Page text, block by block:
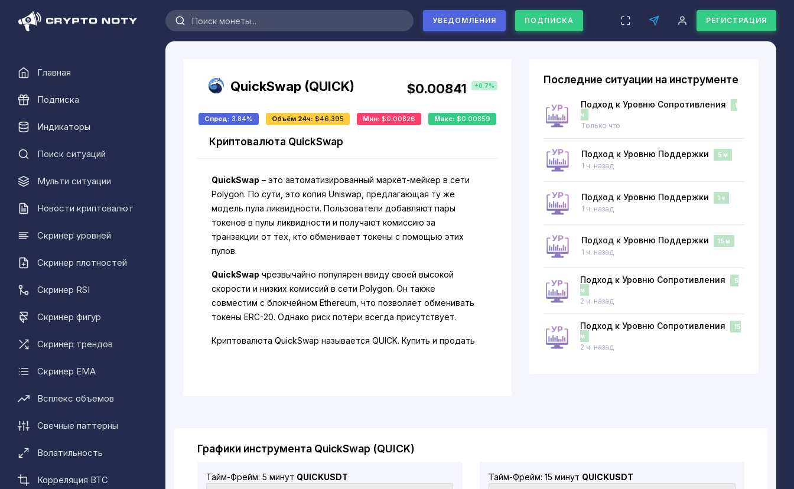
УВЕДОМЛЕНИЯ ПОДПИСКА РЕГИСТРАЦИЯ
Главная
Подписка
Индикаторы
Поиск ситуаций
Мульти ситуации
Новости криптовалют
Скринер уровней
Скринер плотностей
Скринер RSI
Скринер фигур
Скринер трендов
Скринер EMA
Всплекс объемов
Свечные паттерны
Волатильность
Корреляция BTC
QuickSwap (QUICK) $0.00841 +0.7%
Спред: 3.84% Объём 24ч: $46,395 Мин: $0.00826 Макс: $0.00859
Криптовалюта QuickSwap
QuickSwap – это автоматизированный маркет-мейкер в сети
Polygon. По сути, это копия Uniswap, предлагающая ту же
модель пула ликвидности. Пользователи добавляют пары
токенов в пулы ликвидности и получают комиссию за
транзакции от тех, кто обменивает токены с помощью этих
пулов.
QuickSwap чрезвычайно популярен ввиду своей высокой
скорости и низких комиссий в сети Polygon. Он также
совместим с блокчейном Ethereum, что позволяет обменивать
токены ERC-20. Однако риск потери всегда присутствует.
Криптовалюта QuickSwap называется QUICK. Купить и продать
Последние ситуации на инструменте
Подход к Уровню Сопротивления
1
ч
Только что
Подход к Уровню Поддержки 5 м
1 ч. назад
Подход к Уровню Поддержки 1 ч
1 ч. назад
Подход к Уровню Поддержки 15 м
1 ч. назад
Подход к Уровню Сопротивления
5
м
2 ч. назад
Подход к Уровню Сопротивления
15
м
2 ч. назад
Графики инструмента QuickSwap (QUICK)
Тайм-Фрейм: 5 минут QUICKUSDT Тайм-Фрейм: 15 минут QUICKUSDT